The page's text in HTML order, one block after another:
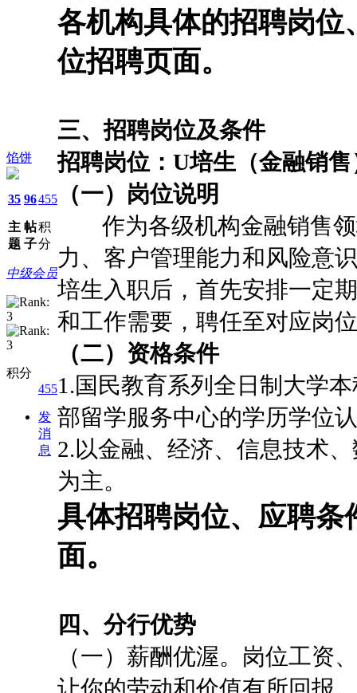
馅饼
35
主
题
96
帖
子
455
积
分
中级会员
积分
455
发
消
息
各机构具体的招聘岗位
位招聘页面。
三、招聘岗位及条件
招聘岗位：U培生（金融销售
（一）岗位说明
作为各级机构金融销售领
力、客户管理能力和风险意
培生入职后，首先安排一定
和工作需要，聘任至对应岗
（二）资格条件
1.国民教育系列全日制大学
部留学服务中心的学历学位
2.以金融、经济、信息技术
为主。
具体招聘岗位、应聘
面。
四、分行优势
（一）薪酬优渥。岗位工资